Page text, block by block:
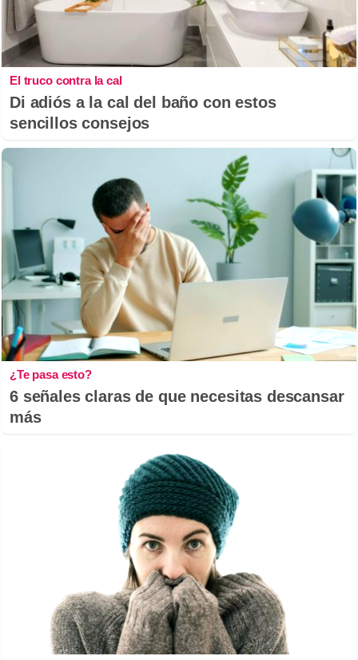
El truco contra la cal
Di adiós a la cal del baño con estos
sencillos consejos
¿Te pasa esto?
6 señales claras de que necesitas descansar
más